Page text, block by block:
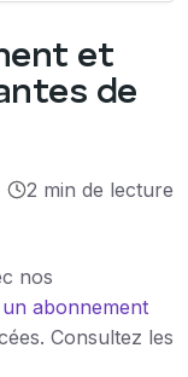
et
de
2 min de lecture
nos
abonnement
Consultez les